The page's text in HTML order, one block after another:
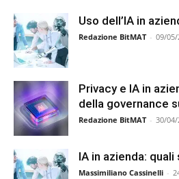
Uso dell’IA in
Redazione BitMAT - 09/05/
Privacy e IA in
della governance
Redazione BitMAT - 30/04/
IA in azienda:
Massimiliano Cassinelli -